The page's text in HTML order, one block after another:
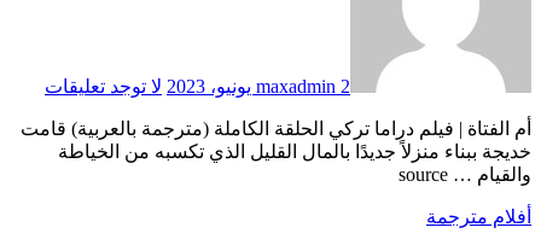
maxadmin 2 يونيو، 2023 لا توجد تعليقات
خديجة ببناء منزلاً جديدًا بالمال القليل الذي تكسبه من الخياطة
والقيام … source
أفلام مترجمة